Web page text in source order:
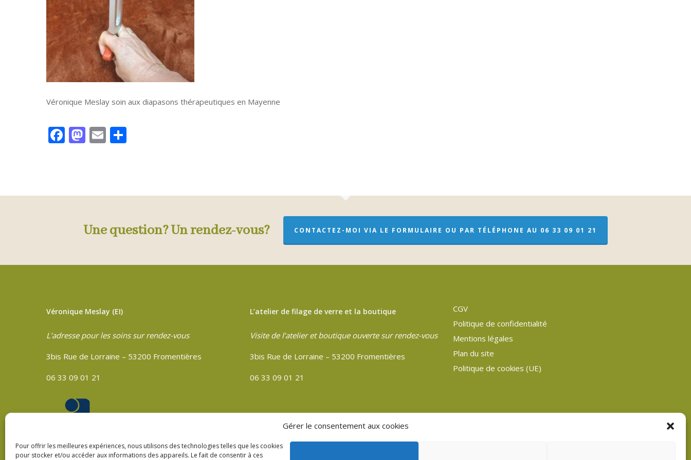
Gérer le consentement aux cookies
Pour offrir les meilleures expériences, nous utilisons des technologies telles que les cookies
pour stocker et/ou accéder aux informations des appareils. Le fait de consentir à ces
Véronique Meslay soin aux diapasons thérapeutiques en Mayenne
Facebook
Mastodon
Email
Une question? Un rendez-vous? CONTACTEZ-MOI VIA LE FORMULAIRE OU PAR TÉLÉPHONE AU 06 33 09 01 21
Véronique Meslay (EI)
L’adresse pour les soins sur rendez-vous
3bis Rue de Lorraine – 53200 Fromentières
06 33 09 01 21
L’atelier de filage de verre et la boutique
Visite de l’atelier et boutique ouverte sur rendez-vous
3bis Rue de Lorraine – 53200 Fromentières
06 33 09 01 21
CGV
Politique de confidentialité
Mentions légales
Plan du site
Politique de cookies (UE)